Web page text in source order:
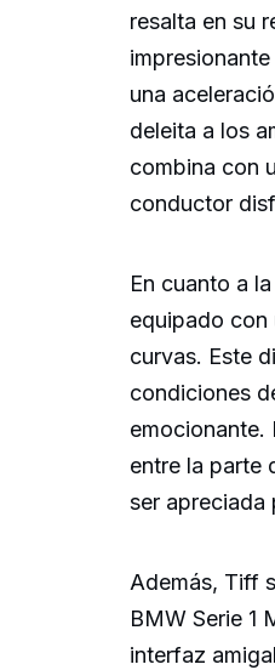
resalta en su
una
deleita a los
combina con
conductor
En cuanto a la
equipado con
curvas. Este
condiciones
emocionante.
entre la parte
ser apreciada
Además, Tiff
BMW Serie 1
interfaz